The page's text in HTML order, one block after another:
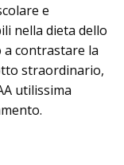
e
nella dieta dello
contrastare la
straordinario,
utilissima